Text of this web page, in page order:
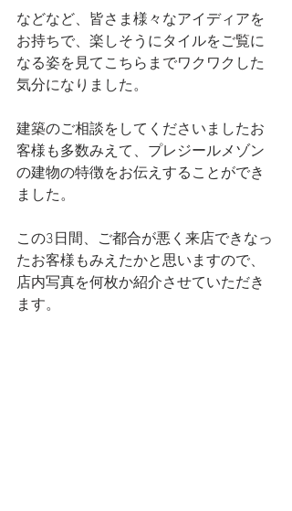
などなど、皆さま様々なアイディアを
お持ちで、楽しそうにタイルをご覧に
なる姿を見てこちらまでワクワクした
気分になりました。
建築のご相談をしてくださいましたお
客様も多数みえて、プレジールメゾン
の建物の特徴をお伝えすることができ
ました。
この3日間、ご都合が悪く来店できなっ
たお客様もみえたかと思いますので、
店内写真を何枚か紹介させていただき
ます。